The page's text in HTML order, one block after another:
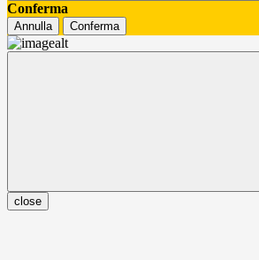
Conferma
Annulla Conferma
close